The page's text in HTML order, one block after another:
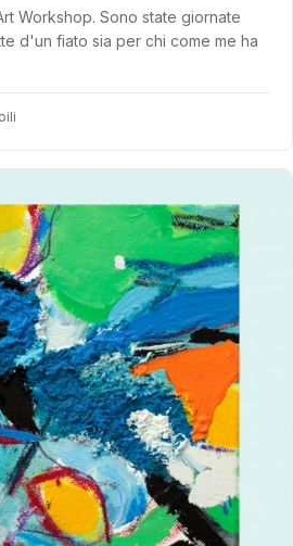
Workshop. Sono state giornate
d'un fiato sia per chi come me ha